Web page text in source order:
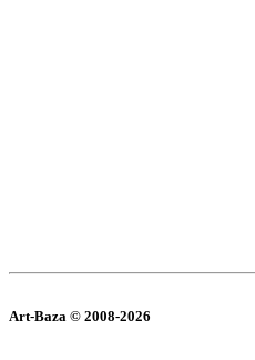
Art-Baza © 2008-2026